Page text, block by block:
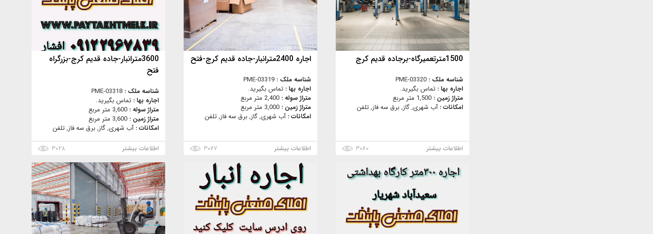
1500مترتعمیرگاه-برجاده قدیم کرج
شناسه ملک : PME-03320
اجاره بها : تماس بگیرید.
متراژ زمین : 1,500 متر مربع
امکانات :آب شهری, گاز, برق سه فاز, تلفن
اطلاعات بیشتر ۳۰۶۰
اجاره 2400مترانبار-جاده قدیم کرج-فتح
شناسه ملک : PME-03319
اجاره بها : تماس بگیرید.
متراژ سوله : 2,400 متر مربع
متراژ زمین : 3,000 متر مربع
امکانات :آب شهری, گاز, برق سه فاز, تلفن
اطلاعات بیشتر ۳۰۶۷
3600مترانبار-جاده قدیم کرج-بزرگراه
فتح
شناسه ملک : PME-03318
اجاره بها : تماس بگیرید.
متراژ سوله : 3,600 متر مربع
متراژ زمین : 3,600 متر مربع
امکانات :آب شهری, گاز, برق سه فاز, تلفن
اطلاعات بیشتر
۳۰۲۸